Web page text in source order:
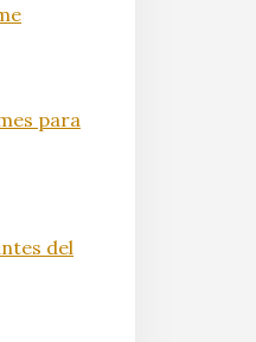
para
del